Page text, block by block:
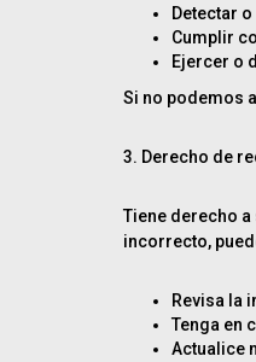
Detectar
Cumplir
Ejercer o
Si no podemos
3. Derecho de
Tiene derecho
incorrecto,
Revisa la
Tenga en
Actualice